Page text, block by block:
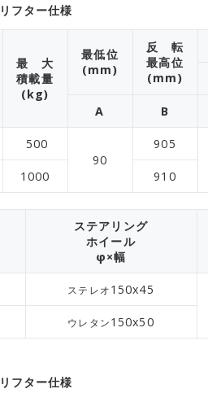
フター仕様
最 大
積載量
(kg)
最低位
(mm)
反 転
最高位
(mm)
A B
500
90
905
1000 910
ステアリング
ホイール
φ×幅
ステレオ150x45
ウレタン150x50
フター仕様